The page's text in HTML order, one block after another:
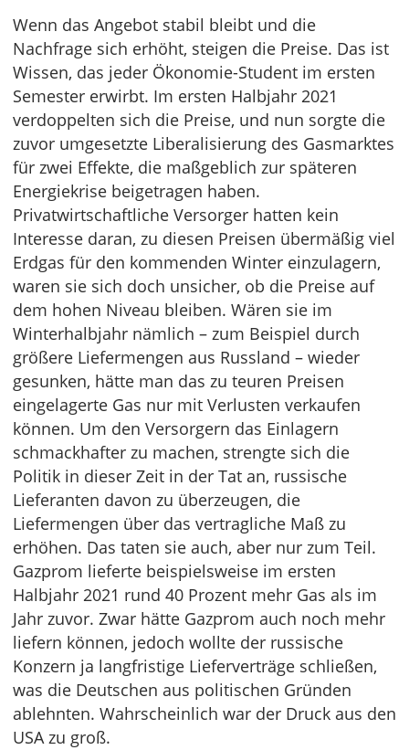
Wenn das Angebot stabil bleibt und die
Nachfrage sich erhöht, steigen die Preise. Das ist
Wissen, das jeder Ökonomie-Student im ersten
Semester erwirbt. Im ersten Halbjahr 2021
verdoppelten sich die Preise, und nun sorgte die
zuvor umgesetzte Liberalisierung des Gasmarktes
für zwei Effekte, die maßgeblich zur späteren
Energiekrise beigetragen haben.
Privatwirtschaftliche Versorger hatten kein
Interesse daran, zu diesen Preisen übermäßig viel
Erdgas für den kommenden Winter einzulagern,
waren sie sich doch unsicher, ob die Preise auf
dem hohen Niveau bleiben. Wären sie im
Winterhalbjahr nämlich – zum Beispiel durch
größere Liefermengen aus Russland – wieder
gesunken, hätte man das zu teuren Preisen
eingelagerte Gas nur mit Verlusten verkaufen
können. Um den Versorgern das Einlagern
schmackhafter zu machen, strengte sich die
Politik in dieser Zeit in der Tat an, russische
Lieferanten davon zu überzeugen, die
Liefermengen über das vertragliche Maß zu
erhöhen. Das taten sie auch, aber nur zum Teil.
Gazprom lieferte beispielsweise im ersten
Halbjahr 2021 rund 40 Prozent mehr Gas als im
Jahr zuvor. Zwar hätte Gazprom auch noch mehr
liefern können, jedoch wollte der russische
Konzern ja langfristige Lieferverträge schließen,
was die Deutschen aus politischen Gründen
ablehnten. Wahrscheinlich war der Druck aus den
USA zu groß.